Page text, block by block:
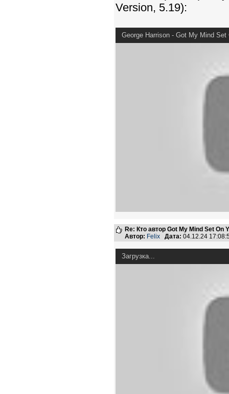
Version, 5.19):
George Harrison - Got My Mind Set
Re: Кто автор Got My Mind Set On
Автор: Felix Дата: 04.12.24
Загрузка...